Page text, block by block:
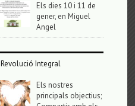
Els dies 10 i 11 de
gener, en Miguel
Angel
Revolució Integral
Els nostres
principals objectius;